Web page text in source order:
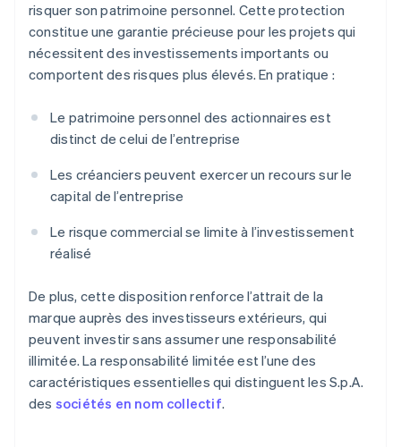
risquer son patrimoine personnel. Cette protection
constitue une garantie précieuse pour les projets qui
nécessitent des investissements importants ou
comportent des risques plus élevés. En pratique :
Le patrimoine personnel des actionnaires est
distinct de celui de l’entreprise
Les créanciers peuvent exercer un recours sur le
capital de l’entreprise
Le risque commercial se limite à l’investissement
réalisé
De plus, cette disposition renforce l’attrait de la
marque auprès des investisseurs extérieurs, qui
peuvent investir sans assumer une responsabilité
illimitée. La responsabilité limitée est l’une des
caractéristiques essentielles qui distinguent les S.p.A.
des sociétés en nom collectif.